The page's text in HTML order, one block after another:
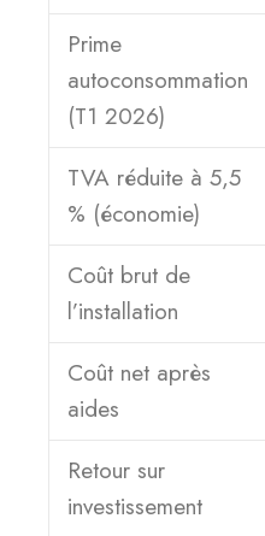
Prime
autoconsommation
(T1 2026)
TVA réduite à 5,5
% (économie)
Coût brut de
l’installation
Coût net après
aides
Retour sur
investissement